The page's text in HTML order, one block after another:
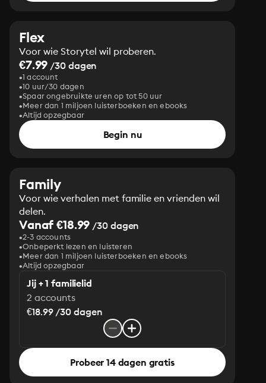
Flex
Voor wie Storytel wil proberen.
€7.99 /30 dagen
1 account
10 uur/30 dagen
Spaar ongebruikte uren op tot 50 uur
Meer dan 1 miljoen luisterboeken en ebooks
Altijd opzegbaar
Begin nu
Family
Voor wie verhalen met familie en vrienden wil
delen.
Vanaf €18.99 /30 dagen
2-3 accounts
Onbeperkt lezen en luisteren
Meer dan 1 miljoen luisterboeken en ebooks
Altijd opzegbaar
Jij + 1 familielid
2 accounts
€18.99 /30 dagen
Probeer 14 dagen gratis